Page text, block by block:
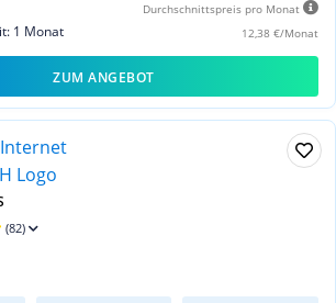
Durchschnittspreis pro Monat
12,38 €/Monat
1 Monat
ZUM ANGEBOT
(82)